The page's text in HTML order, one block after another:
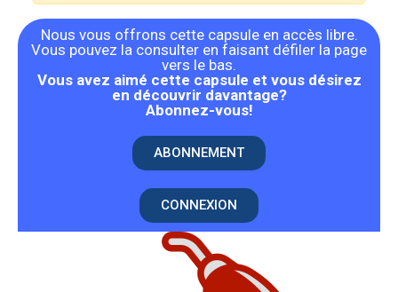
Nous vous offrons cette capsule en accès libre.
Vous pouvez la consulter en faisant défiler la page
vers le bas.
Vous avez aimé cette capsule et vous désirez
en découvrir davantage?
Abonnez-vous!
ABONNEMENT
CONNEXION